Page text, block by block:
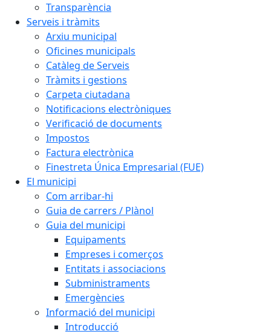
Transparència
Serveis i tràmits
Arxiu municipal
Oficines municipals
Catàleg de Serveis
Tràmits i gestions
Carpeta ciutadana
Notificacions electròniques
Verificació de documents
Impostos
Factura electrònica
Finestreta Única Empresarial (FUE)
El municipi
Com arribar-hi
Guia de carrers / Plànol
Guia del municipi
Equipaments
Empreses i comerços
Entitats i associacions
Subministraments
Emergències
Informació del municipi
Introducció